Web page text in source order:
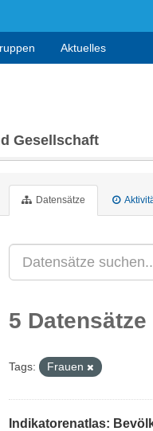
Aktuelles
Gesellschaft
Datensätze
5
Tags: Frauen
Indikatorenatlas: